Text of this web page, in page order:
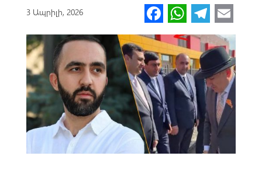
3 Ապրիլի, 2026 Fa
ce
b
o
o
k
W
h
at
s
A
p
p
Te
le
gr
a
m
m
ail